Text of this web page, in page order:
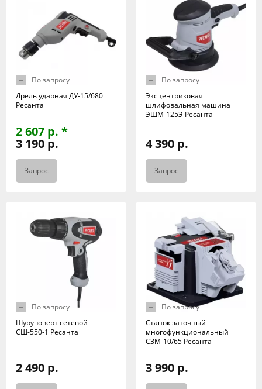
По запросу
Дрель ударная ДУ-15/680
Ресанта
2 607 р. *
3 190 р.
Запрос
По запросу
Эксцентриковая
шлифовальная машина
ЭШМ-125Э Ресанта
4 390 р.
Запрос
По запросу
Шуруповерт сетевой
СШ-550-1 Ресанта
2 490 р.
По запросу
Станок заточный
многофункциональный
СЗМ-10/65 Ресанта
3 990 р.